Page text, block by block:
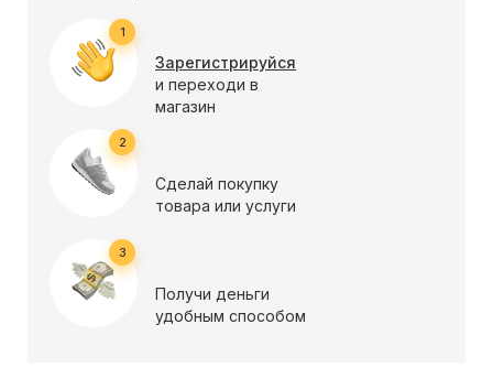
1
Зарегистрируйся
и переходи в
магазин
2
Сделай покупку
товара или услуги
3
Получи деньги
удобным способом